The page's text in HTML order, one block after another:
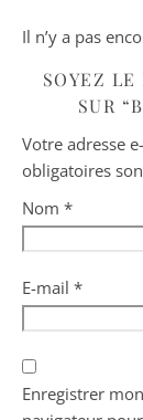
Il n’y a pas
SOYEZ LE
SUR
Votre adresse
obligatoires
Nom *
E-mail *
Enregistrer